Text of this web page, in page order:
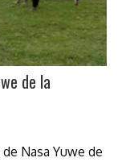
de la
Nasa Yuwe de